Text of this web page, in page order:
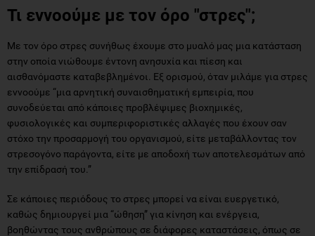
Τι εννοούμε με τον όρο "στρες";
Με τον όρο στρες συνήθως έχουμε στο μυαλό μας μια κατάσταση
στην οποία νιώθουμε έντονη ανησυχία και πίεση και
αισθανόμαστε καταβεβλημένοι. Εξ oρισμού, όταν μιλάμε για στρες
εννοούμε “μια αρνητική συναισθηματική εμπειρία, που
συνοδεύεται από κάποιες προβλέψιμες βιοχημικές,
φυσιολογικές και συμπεριφοριστικές αλλαγές που έχουν σαν
στόχο την προσαρμογή του οργανισμού, είτε μεταβάλλοντας τον
στρεσογόνο παράγοντα, είτε με αποδοχή των αποτελεσμάτων από
την επίδρασή του.”
Σε κάποιες περιόδους το στρες μπορεί να είναι ευεργετικό,
καθώς δημιουργεί μια “ώθηση” για κίνηση και ενέργεια,
βοηθώντας τους ανθρώπους σε διάφορες καταστάσεις, όπως σε